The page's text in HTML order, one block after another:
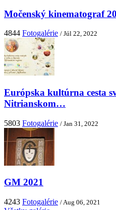
Močenský kinematograf
4844 Fotogalérie / Júl 22, 2022
Európska kultúrna cesta
Nitrianskom…
5803 Fotogalérie / Jan 31, 2022
GM 2021
4243 Fotogalérie / Aug 06, 2021